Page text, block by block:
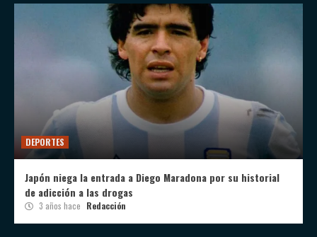
DEPORTES
Japón niega la entrada a Diego Maradona por su historial
de adicción a las drogas
3 años hace Redacción